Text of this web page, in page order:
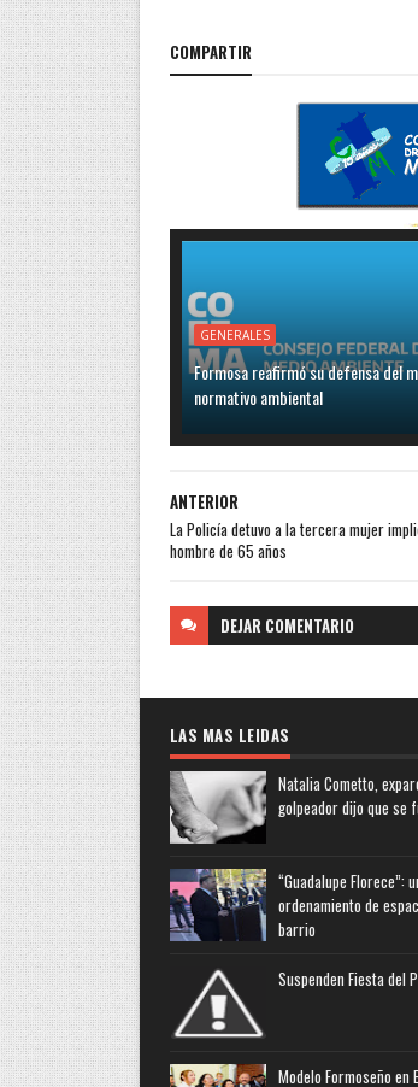
COMPARTIR
GENERALES
Formosa reafirmó su defensa del
normativo ambiental
ANTERIOR
La Policía detuvo a la tercera mujer
hombre de 65 años
DEJAR COMENTARIO
LAS MAS LEIDAS
Natalia Cometto,
golpeador dijo que se
“Guadalupe Florece”:
ordenamiento de
barrio
Suspenden Fiesta del
Modelo Formoseño en